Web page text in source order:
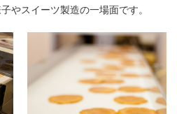
やスイーツ製造の一場面です。